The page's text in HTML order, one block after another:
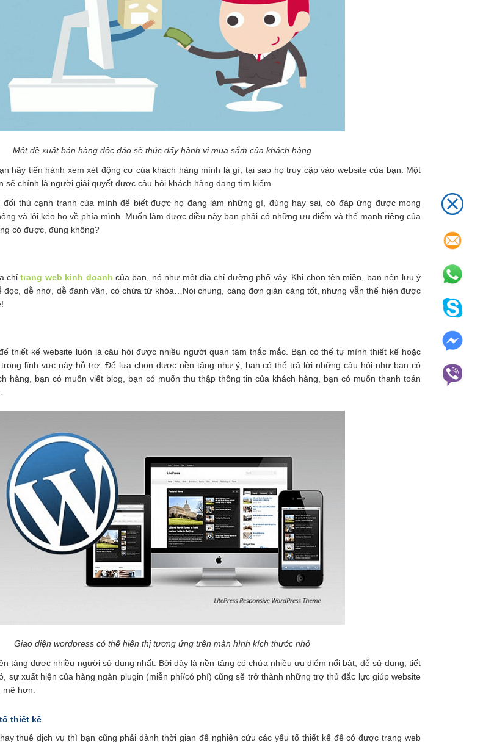
Một đề xuất bán hàng độc đáo sẽ thúc đẩy hành vi mua sắm của khách hàng
hãy tiến hành xem xét động cơ của khách hàng mình là gì, tại sao họ truy cập vào website của bạn. Một
sẽ chính là người giải quyết được câu hỏi khách hàng đang tìm kiếm.
đối thủ cạnh tranh của mình để biết được họ đang làm những gì, đúng hay sai, có đáp ứng được mong
và lôi kéo họ về phía mình. Muốn làm được điều này bạn phải có những ưu điểm và thế mạnh riêng của
có được, đúng không?
chỉtrang web kinh doanhcủa bạn, nó như một địa chỉ đường phố vậy. Khi chọn tên miền, bạn nên lưu ý
đọc, dễ nhớ, dễ đánh vần, có chứa từ khóa…Nói chung, càng đơn giản càng tốt, nhưng vẫn thể hiện được
thiết kế website luôn là câu hỏi được nhiều người quan tâm thắc mắc. Bạn có thể tự mình thiết kế hoặc
lĩnh vực này hỗ trợ. Để lựa chọn được nền tảng như ý, bạn có thể trả lời những câu hỏi như bạn có
hàng, bạn có muốn viết blog, bạn có muốn thu thập thông tin của khách hàng, bạn có muốn thanh toán
Giao diện wordpress có thể hiển thị tương ứng trên màn hình kích thước nhỏ
tảng được nhiều người sử dụng nhất. Bởi đây là nền tảng có chứa nhiều ưu điểm nổi bật, dễ sử dụng, tiết
sự xuất hiện của hàng ngàn plugin (miễn phí/có phí) cũng sẽ trở thành những trợ thủ đắc lực giúp website
hơn.
thiết kế
thuê dịch vụ thì bạn cũng phải dành thời gian để nghiên cứu các yếu tố thiết kế để có được trang web